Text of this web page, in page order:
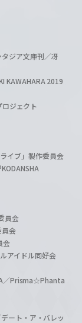
ジア文庫刊／冴
KAWAHARA 2019
ジェクト
イブ」製作委員会
員会
会
会
アイドル同好会
／Prisma☆Phanta
ート・ア・バレッ